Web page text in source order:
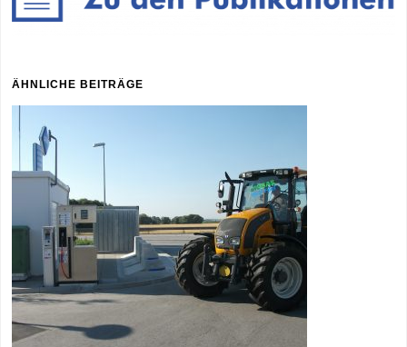
ÄHNLICHE BEITRÄGE